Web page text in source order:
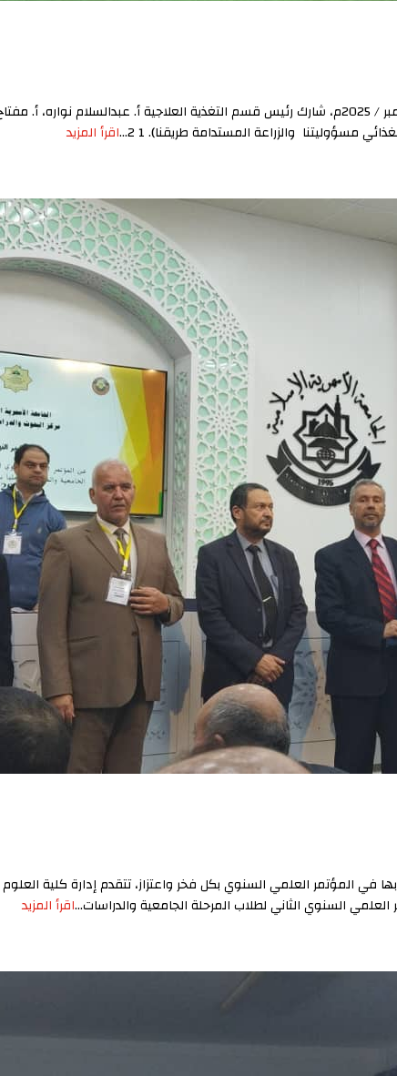
مشاركة علمية يوم الثلاثاء الموافق: 23 / ديسمبر / 2025م، شارك رئيس قسم التغذية العلاجية
مسؤوليتنا والزراعة المستدامة طريقنا). 1 2...
اقرأ المزيد
في المؤتمر العلمي السنوي بكل فخر واعتزاز، تتقدم إدارة كلية
السنوي الثاني لطلاب المرحلة الجامعية والدراسات...اقرأ المزيد